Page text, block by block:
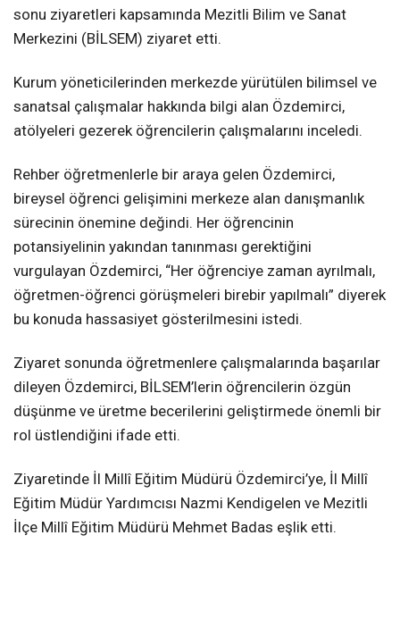
sonu ziyaretleri kapsamında Mezitli Bilim ve Sanat
Merkezini (BİLSEM) ziyaret etti.
Kurum yöneticilerinden merkezde yürütülen bilimsel ve
sanatsal çalışmalar hakkında bilgi alan Özdemirci,
atölyeleri gezerek öğrencilerin çalışmalarını inceledi.
Rehber öğretmenlerle bir araya gelen Özdemirci,
bireysel öğrenci gelişimini merkeze alan danışmanlık
sürecinin önemine değindi. Her öğrencinin
potansiyelinin yakından tanınması gerektiğini
vurgulayan Özdemirci, “Her öğrenciye zaman ayrılmalı,
öğretmen-öğrenci görüşmeleri birebir yapılmalı” diyerek
bu konuda hassasiyet gösterilmesini istedi.
Ziyaret sonunda öğretmenlere çalışmalarında başarılar
dileyen Özdemirci, BİLSEM’lerin öğrencilerin özgün
düşünme ve üretme becerilerini geliştirmede önemli bir
rol üstlendiğini ifade etti.
Ziyaretinde İl Millî Eğitim Müdürü Özdemirci’ye, İl Millî
Eğitim Müdür Yardımcısı Nazmi Kendigelen ve Mezitli
İlçe Millî Eğitim Müdürü Mehmet Badas eşlik etti.